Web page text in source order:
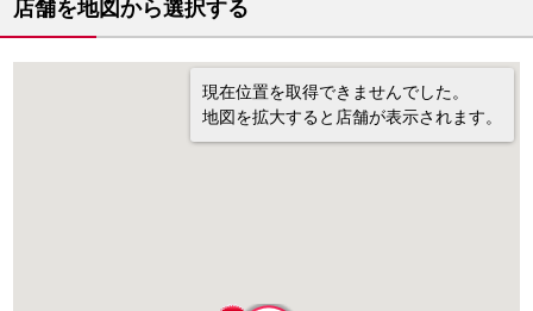
店舗を地図から選択する
現在位置を取得できませんでした。
地図を拡大すると店舗が表示されます。